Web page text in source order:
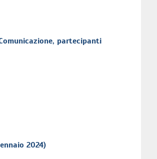
partecipanti
2024)